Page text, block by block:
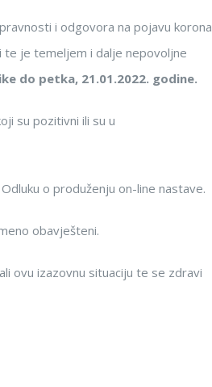
i odgovora na pojavu korona
te je temeljem i dalje nepovoljne
do petka, 21.01.2022. godine.
su pozitivni ili su u
o produženju on-line nastave.
obavješteni.
ovu izazovnu situaciju te se zdravi